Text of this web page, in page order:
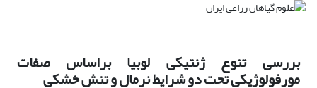
بررسی تنوع ژنتیکی لوبیا براساس صفات
مورفولوژیکی تحت دو شرایط نرمال و تنش خشکی